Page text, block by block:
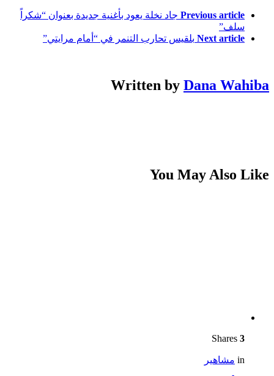
Previous article جاد نخلة يعود بأغنية جديدة بعنوان “شكراً
سلف”
Next article بلقيس تحارب التنمر في “أمام مرايتي”
Written by Dana Wahiba
You May Also Like
3
in مشاهير